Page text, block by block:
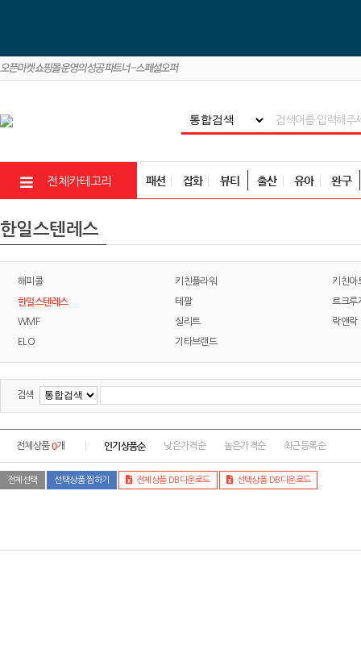
전체카테고리 패션 잡화 뷰티 출산 유아 완구
한일스텐레스
해피콜 키친플라워 키친아
한일스텐레스 테팔 르크루
WMF 실리트 락앤락
ELO 기타브랜드
검색
전체상품0개 인기상품순 낮은가격순 높은가격순 최근등록순
전체선택 선택상품 찜하기 전체상품 DB다운로드 선택상품 DB다운로드